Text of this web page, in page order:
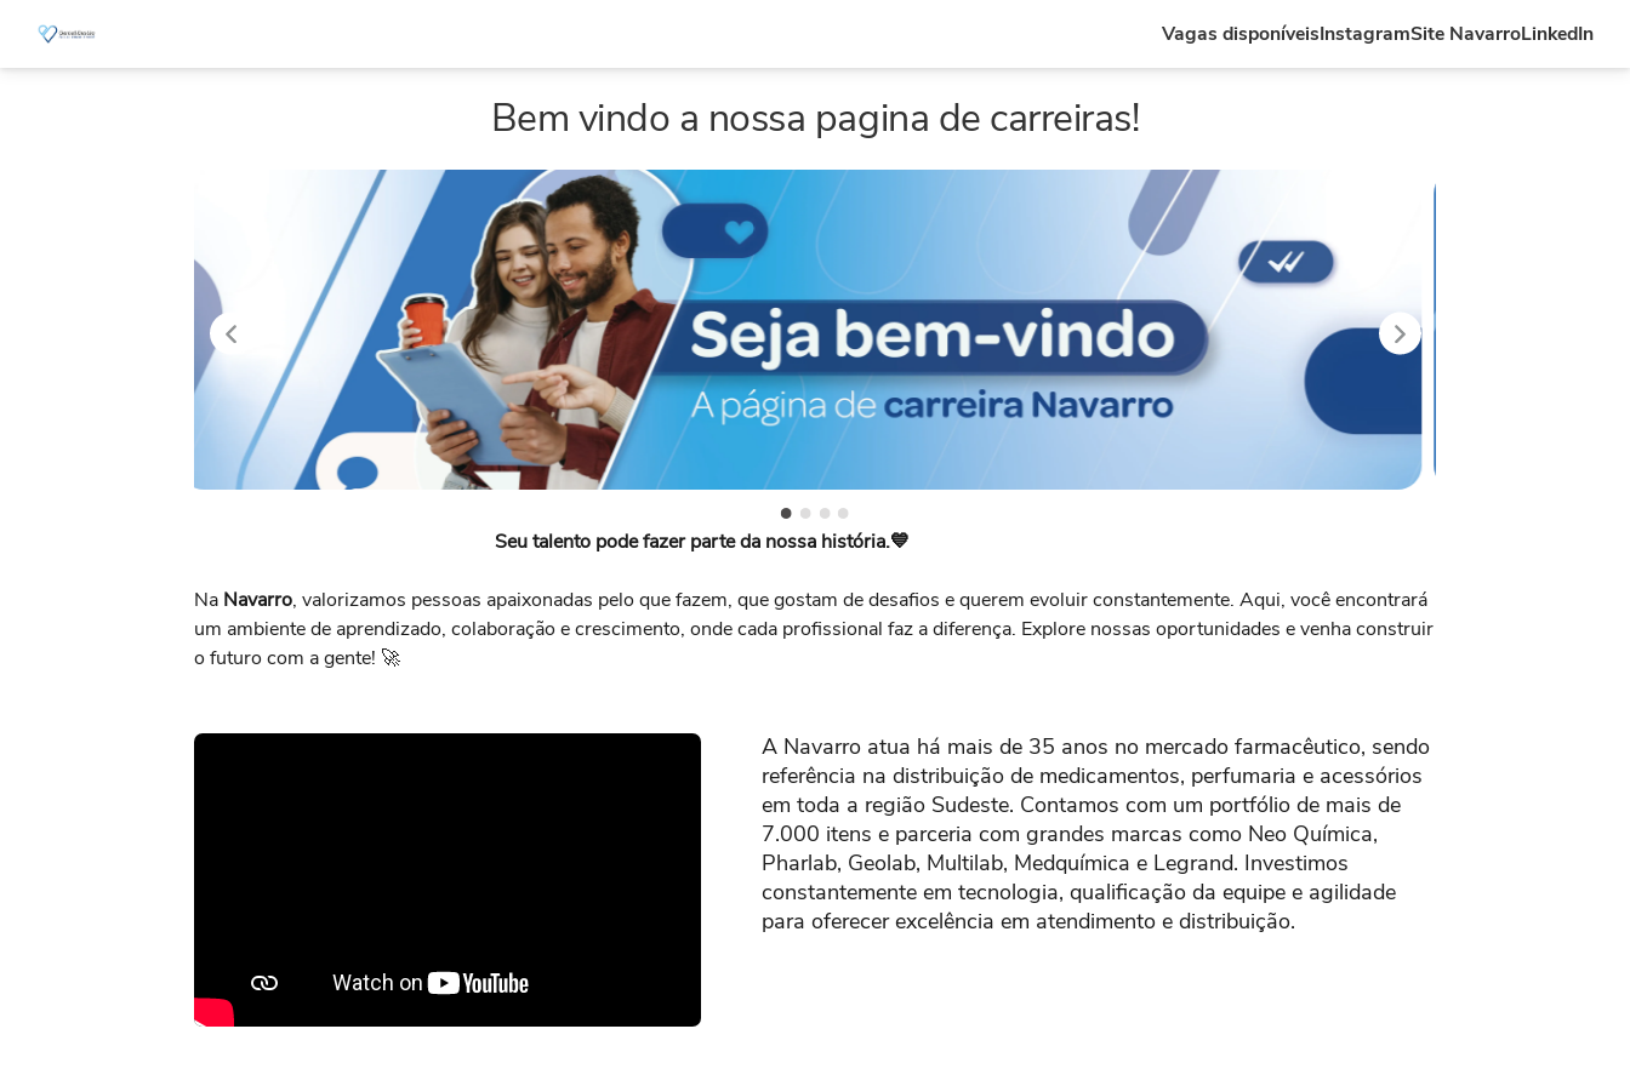
Vagas disponíveisInstagramSite NavarroLinkedIn
Bem vindo a nossa pagina de carreiras!
Seu talento pode fazer parte da nossa história.💙
Na Navarro, valorizamos pessoas apaixonadas pelo que fazem, que gostam de desafios e querem evoluir constantemente. Aqui, você encontrará
um ambiente de aprendizado, colaboração e crescimento, onde cada profissional faz a diferença. Explore nossas oportunidades e venha construir
o futuro com a gente! 🚀
A Navarro atua há mais de 35 anos no mercado farmacêutico, sendo
referência na distribuição de medicamentos, perfumaria e acessórios
em toda a região Sudeste. Contamos com um portfólio de mais de
7.000 itens e parceria com grandes marcas como Neo Química,
Pharlab, Geolab, Multilab, Medquímica e Legrand. Investimos
constantemente em tecnologia, qualificação da equipe e agilidade